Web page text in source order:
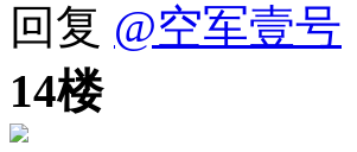
回复 @空军壹号
14楼